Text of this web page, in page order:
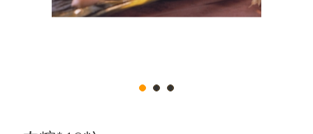
經銷商訂購單下載總產品訂購單下載
檢驗報告下載區 1 2 3